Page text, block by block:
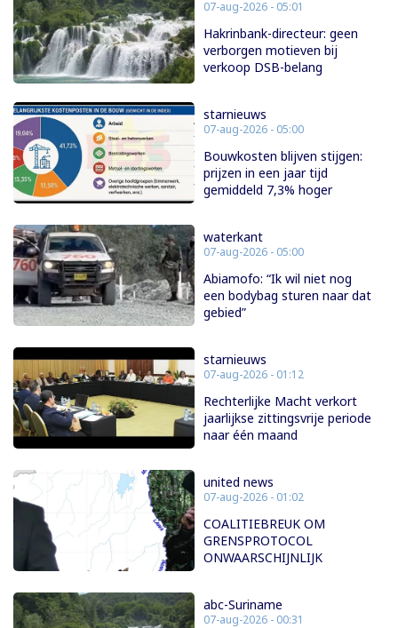
07-aug-2026 - 05:01
Hakrinbank-directeur: geen
verborgen motieven bij
verkoop DSB-belang
starnieuws
07-aug-2026 - 05:00
Bouwkosten blijven stijgen:
prijzen in een jaar tijd
gemiddeld 7,3% hoger
waterkant
07-aug-2026 - 05:00
Abiamofo: “Ik wil niet nog
een bodybag sturen naar dat
gebied”
starnieuws
07-aug-2026 - 01:12
Rechterlijke Macht verkort
jaarlijkse zittingsvrije periode
naar één maand
united news
07-aug-2026 - 01:02
COALITIEBREUK OM
GRENSPROTOCOL
ONWAARSCHIJNLIJK
abc-Suriname
07-aug-2026 - 00:31